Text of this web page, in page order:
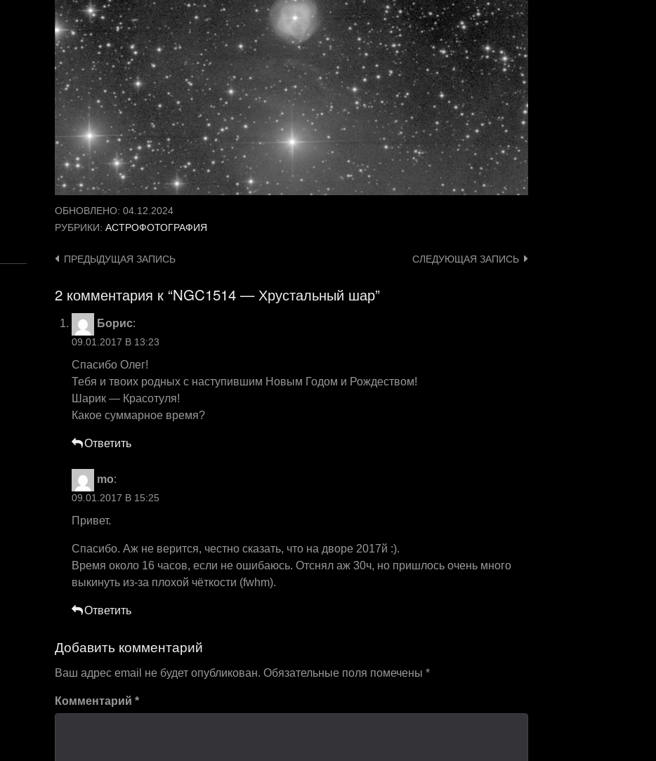
ОБНОВЛЕНО: 04.12.2024
РУБРИКИ: АСТРОФОТОГРАФИЯ
Навигация
записям
ПРЕДЫДУЩАЯ ЗАПИСЬ СЛЕДУЮЩАЯ ЗАПИСЬ
2 комментария к “NGC1514 — Хрустальный шар”
Борис:
09.01.2017 В 13:23
Спасибо Олег!
Тебя и твоих родных с наступившим Новым Годом и Рождеством!
Шарик — Красотуля!
Какое суммарное время?
Ответить
mo:
09.01.2017 В 15:25
Привет.
Спасибо. Аж не верится, честно сказать, что на дворе 2017й :).
Время около 16 часов, если не ошибаюсь. Отснял аж 30ч, но пришлось очень много
выкинуть из-за плохой чёткости (fwhm).
Ответить
Добавить комментарий
Ваш адрес email не будет опубликован. Обязательные поля помечены *
Комментарий *